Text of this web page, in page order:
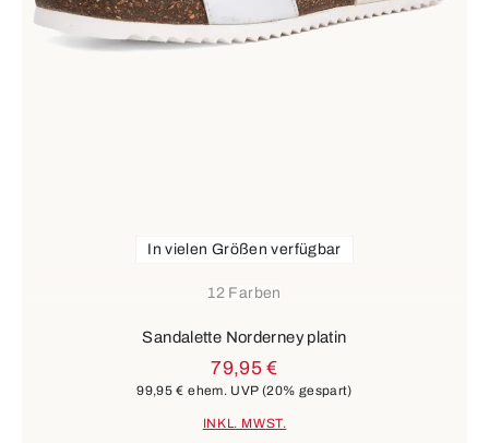
12 Farben
In vielen Größen verfügbar
Sandalette Norderney platin
79,95 €
99,95 € ehem. UVP (20% gespart)
INKL. MWST.